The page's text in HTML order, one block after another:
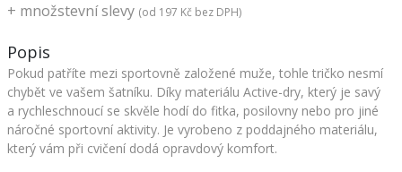
+ množstevní slevy (od 197 Kč bez DPH)
Popis
Pokud patříte mezi sportovně založené muže, tohle tričko nesmí
chybět ve vašem šatníku. Díky materiálu Active-dry, který je savý
a rychleschnoucí se skvěle hodí do fitka, posilovny nebo pro jiné
náročné sportovní aktivity. Je vyrobeno z poddajného materiálu,
který vám při cvičení dodá opravdový komfort.